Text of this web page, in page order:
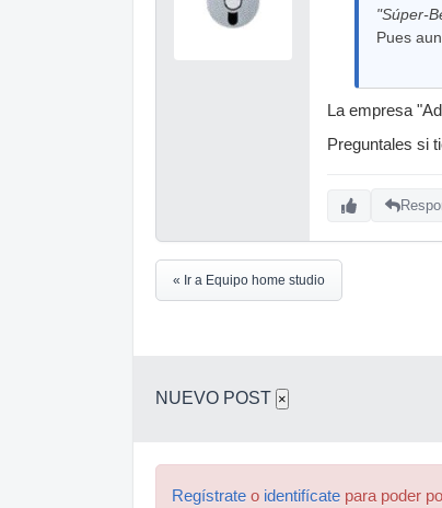
"Súper-
Pues
La empresa
Preguntales si
« Ir a Equipo home studio
NUEVO POST ×
Regístrate o identifícate para poder